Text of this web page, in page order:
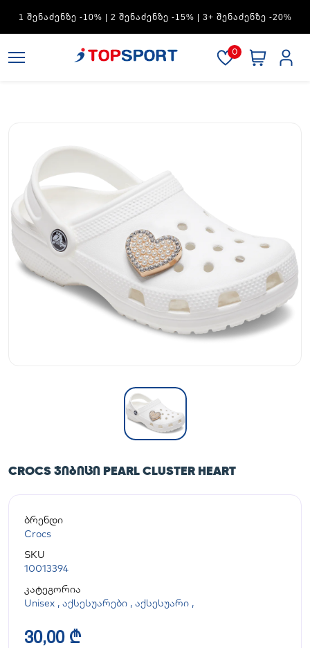
ᲨᲔᲜᲐᲫᲔᲜᲖᲔ -30%
0
CROCS ᲯᲘᲑᲘᲪᲘ PEARL CLUSTER HEART
ბრენდი
Crocs
SKU
10013394
კატეგორია
Unisex , აქსესუარები , აქსესუარი ,
30,00 ₾